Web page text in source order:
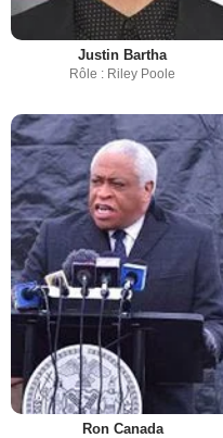
Justin Bartha
Rôle : Riley Poole
Ron Canada